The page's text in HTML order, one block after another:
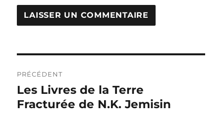
de
l’article
PRÉCÉDENT
Publication
précédente :
Les Livres de la Terre
Fracturée de N.K. Jemisin